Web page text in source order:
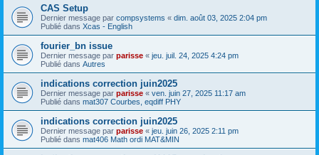
CAS Setup
Dernier message par compsystems « dim. août 03, 2025 2:04 pm
Publié dans Xcas - English
fourier_bn issue
Dernier message par parisse « jeu. juil. 24, 2025 4:24 pm
Publié dans Autres
indications correction juin2025
Dernier message par parisse « ven. juin 27, 2025 11:17 am
Publié dans mat307 Courbes, eqdiff PHY
indications correction juin2025
Dernier message par parisse « jeu. juin 26, 2025 2:11 pm
Publié dans mat406 Math ordi MAT&MIN